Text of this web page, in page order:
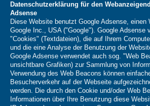
Datenschutzerklärung für den
Adsense
Diese Website benutzt Google Adsense, einen
Google Inc., USA ("Google"). Google Adsense
"Cookies" (Textdateien), die auf Ihrem
und die eine Analyse der Benutzung der
Google Adsense verwendet auch sog. "Web
unsichtbare Grafiken) zur Sammlung von
Verwendung des Web Beacons können
Besucherverkehr auf der Webseite
werden. Die durch den Cookie und/oder Web
Informationen über Ihre Benutzung diese